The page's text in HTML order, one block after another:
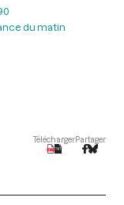
du matin
TéléchargerPartager